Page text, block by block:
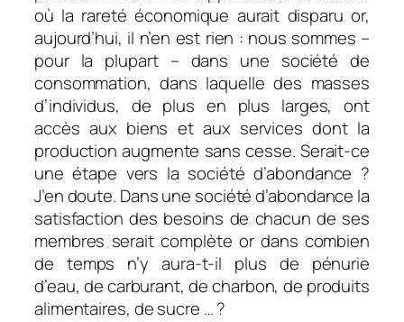
où la rareté économique aurait disparu or,
aujourd’hui, il n’en est rien : nous sommes –
pour la plupart – dans une société de
consommation, dans laquelle des masses
d’individus, de plus en plus larges, ont
accès aux biens et aux services dont la
production augmente sans cesse. Serait-ce
une étape vers la société d’abondance ?
J’en doute. Dans une société d’abondance la
satisfaction des besoins de chacun de ses
membres serait complète or dans combien
de temps n’y aura-t-il plus de pénurie
d’eau, de carburant, de charbon, de produits
alimentaires, de sucre … ?